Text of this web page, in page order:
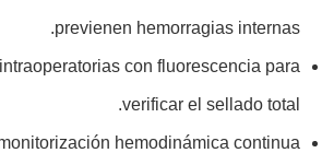
previenen hemorragias internas.
con fluorescencia para
verificar el sellado total.
hemodinámica continua